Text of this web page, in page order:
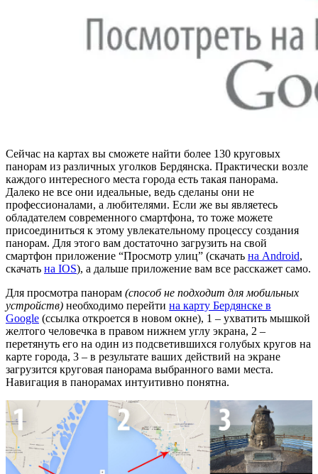
Сейчас на картах вы сможете найти более 130 круговых
панорам из различных уголков Бердянска. Практически возле
каждого интересного места города есть такая панорама.
Далеко не все они идеальные, ведь сделаны они не
профессионалами, а любителями. Если же вы являетесь
обладателем современного смартфона, то тоже можете
присоединиться к этому увлекательному процессу создания
панорам. Для этого вам достаточно загрузить на свой
смартфон приложение “Просмотр улиц” (скачать на Android,
скачать на IOS), а дальше приложение вам все расскажет само.
Для просмотра панорам (способ не подходит для мобильных
устройств) необходимо перейти на карту Бердянске в
Google (ссылка откроется в новом окне), 1 – ухватить мышкой
желтого человечка в правом нижнем углу экрана, 2 –
перетянуть его на один из подсветившихся голубых кругов на
карте города, 3 – в результате ваших действий на экране
загрузится круговая панорама выбранного вами места.
Навигация в панорамах интуитивно понятна.